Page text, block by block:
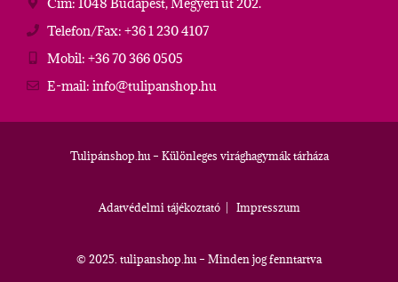
Telefon/Fax: +36 1 230 4107
Mobil: +36 70 366 0505
E-mail: info@tulipanshop.hu
Tulipánshop.hu – Különleges virághagymák tárháza
Adatvédelmi tájékoztató| Impresszum
© 2025. tulipanshop.hu – Minden jog fenntartva